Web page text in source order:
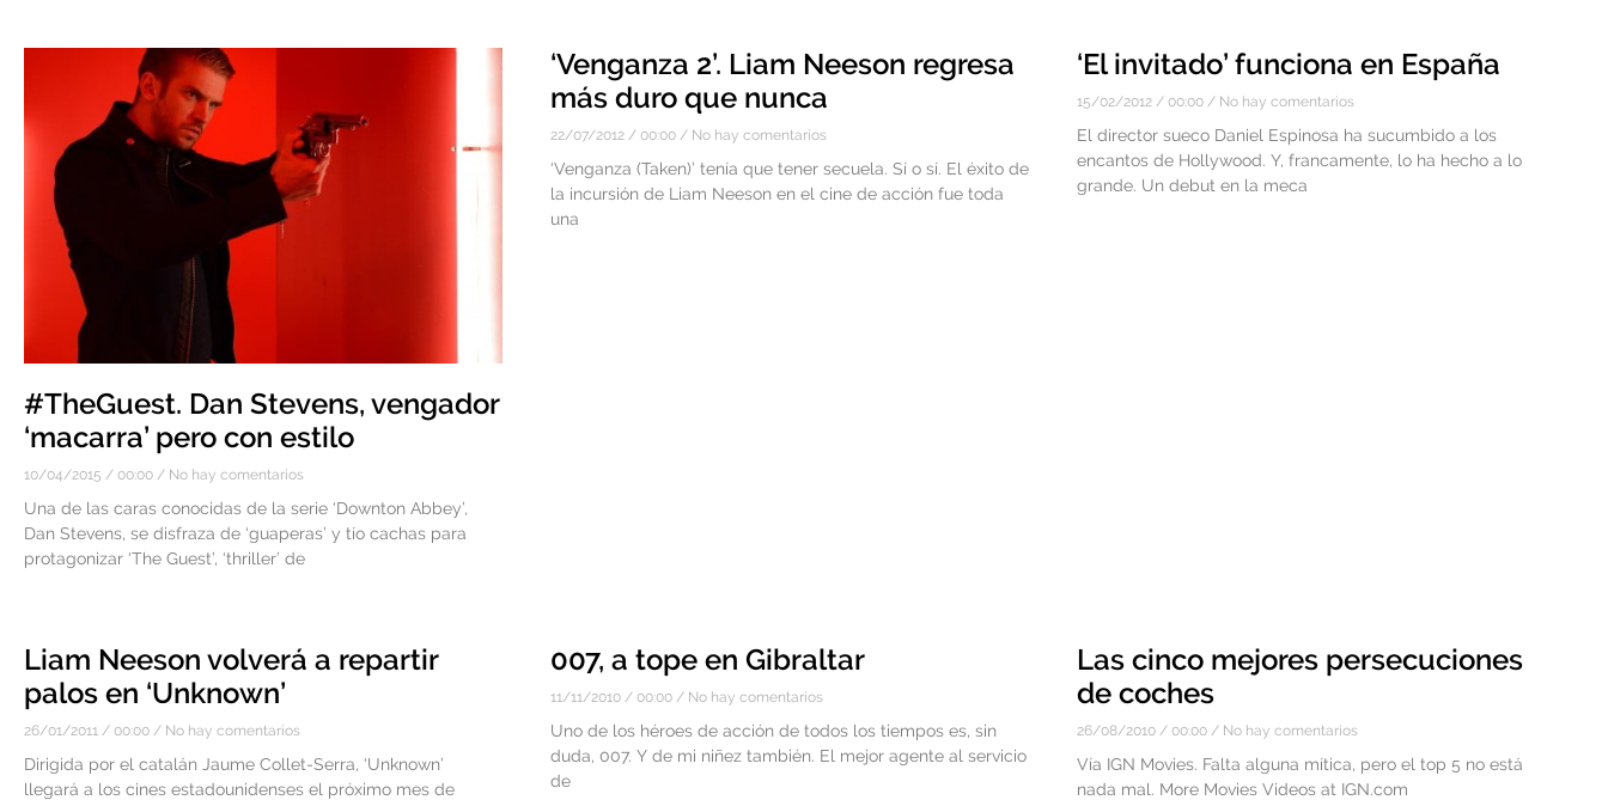
#TheGuest. Dan Stevens, vengador
‘macarra’ pero con estilo
10/04/2015 00:00 No hay comentarios
Una de las caras conocidas de la serie ‘Downton Abbey’,
Dan Stevens, se disfraza de ‘guaperas’ y tío cachas para
protagonizar ‘The Guest’, ‘thriller’ de
‘Venganza 2’. Liam Neeson regresa
más duro que nunca
22/07/2012 00:00 No hay comentarios
‘Venganza (Taken)’ tenía que tener secuela. Sí o sí. El éxito de
la incursión de Liam Neeson en el cine de acción fue toda
una
‘El invitado’ funciona en España
15/02/2012 00:00 No hay comentarios
El director sueco Daniel Espinosa ha sucumbido a los
encantos de Hollywood. Y, francamente, lo ha hecho a lo
grande. Un debut en la meca
Liam Neeson volverá a repartir
palos en ‘Unknown’
26/01/2011 00:00 No hay comentarios
Dirigida por el catalán Jaume Collet-Serra, ‘Unknown’
llegará a los cines estadounidenses el próximo mes de
007, a tope en Gibraltar
11/11/2010 00:00 No hay comentarios
Uno de los héroes de acción de todos los tiempos es, sin
duda, 007. Y de mi niñez también. El mejor agente al servicio
de
Las cinco mejores persecuciones
de coches
26/08/2010 00:00 No hay comentarios
Vía IGN Movies. Falta alguna mítica, pero el top 5 no está
nada mal. More Movies Videos at IGN.com